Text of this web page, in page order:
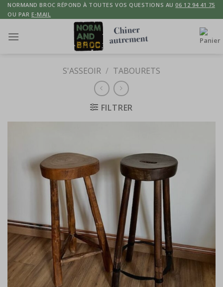
Skip
to
NORMAND BROC RÉPOND À TOUTES VOS QUESTIONS AU06 12 94 41 75
OU PAR E-MAIL
S'ASSEOIR / TABOURETS
FILTRER